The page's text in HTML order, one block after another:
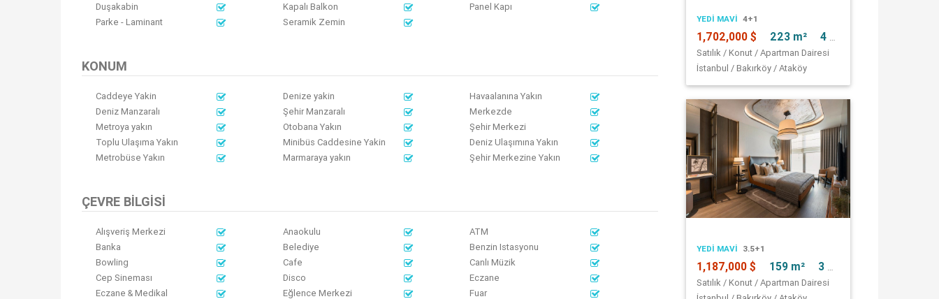
Duşakabin
Kapalı Balkon
Panel Kapı
Parke - Laminant
Seramik Zemin
KONUM
Caddeye Yakin Denize yakin
Havaalanına Yakın
Deniz Manzaralı
Şehir Manzaralı
Merkezde
Metroya yakın
Otobana Yakın
Şehir Merkezi
Toplu Ulaşıma Yakın
Minibüs Caddesine Yakin
Deniz Ulaşımına Yakın
Metrobüse Yakın
Marmaraya yakın Şehir Merkezine Yakın
ÇEVRE BILGISI
Alışveriş Merkezi Anaokulu
ATM
Banka
Belediye
Benzin Istasyonu
Bowling
Cafe
Canlı Müzik
Cep Sineması
Disco
Eczane
Eczane & Medikal
Eğlence Merkezi
Fuar
YEDI MAVI 4+1
1,702,000 $ 223 m² 4 + 1
Satılık / Konut / Apartman Dairesi
İstanbul / Bakırköy / Ataköy
YEDI MAVI 3.5+1
1,187,000 $ 159 m² 3 + 2
Satılık / Konut / Apartman Dairesi